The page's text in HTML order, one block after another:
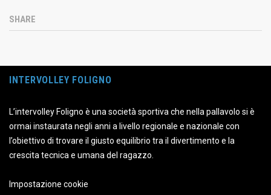
SHARE
INTERVOLLEY FOLIGNO
L’intervolley Foligno è una società sportiva che nella pallavolo si è
ormai instaurata negli anni a livello regionale e nazionale con
l’obiettivo di trovare il giusto equilibrio tra il divertimento e la
crescita tecnica e umana del ragazzo.
Impostazione cookie